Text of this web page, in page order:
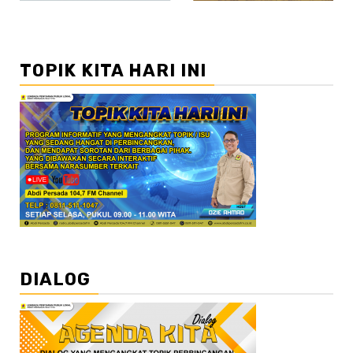
TOPIK KITA HARI INI
DIALOG